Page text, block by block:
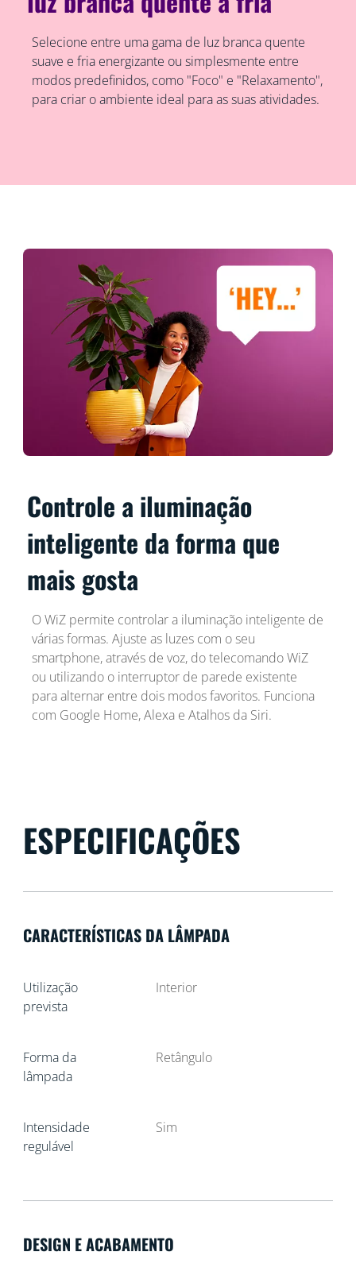
Selecione entre uma gama de luz branca quente
suave e fria energizante ou simplesmente entre
modos predefinidos, como "Foco" e "Relaxamento",
para criar o ambiente ideal para as suas atividades.
Controle a iluminação
inteligente da forma que
mais gosta
O WiZ permite controlar a iluminação inteligente de
várias formas. Ajuste as luzes com o seu
smartphone, através de voz, do telecomando WiZ
ou utilizando o interruptor de parede existente
para alternar entre dois modos favoritos. Funciona
com Google Home, Alexa e Atalhos da Siri.
ESPECIFICAÇÕES
CARACTERÍSTICAS DA LÂMPADA
Utilização
prevista
Interior
Forma da
lâmpada
Retângulo
Intensidade
regulável
Sim
DESIGN E ACABAMENTO